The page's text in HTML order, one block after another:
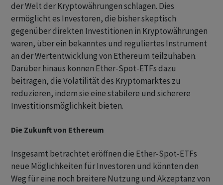
der Welt der Kryptowährungen schlagen. Dies
ermöglicht es Investoren, die bisher skeptisch
gegenüber direkten Investitionen in Kryptowährungen
waren, über ein bekanntes und reguliertes Instrument
an der Wertentwicklung von Ethereum teilzuhaben.
Darüber hinaus können Ether-Spot-ETFs dazu
beitragen, die Volatilität des Kryptomarktes zu
reduzieren, indem sie eine stabilere und sicherere
Investitionsmöglichkeit bieten.
Die Zukunft von Ethereum
Insgesamt betrachtet eröffnen die Ether-Spot-ETFs
neue Möglichkeiten für Investoren und könnten den
Weg für eine noch breitere Nutzung und Akzeptanz von